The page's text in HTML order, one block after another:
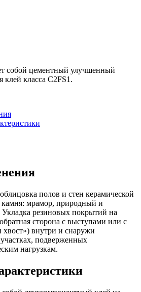
собой цементный улучшенный
класса С2FS1.
полов и стен керамической
мрамор, природный и
резиновых покрытий на
сторона с выступами или с
хвост») внутри и снаружи
подверженных
нагрузкам.